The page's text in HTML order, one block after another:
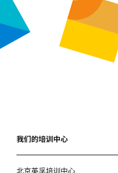
我们的培训中心